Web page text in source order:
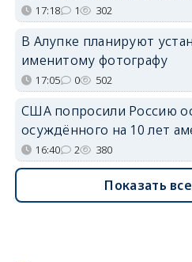
17:18 1 302
В Алупке планируют
именитому фотографу
17:05 0 502
США попросили Россию
осуждённого на 10 лет
16:40 2 380
Показать